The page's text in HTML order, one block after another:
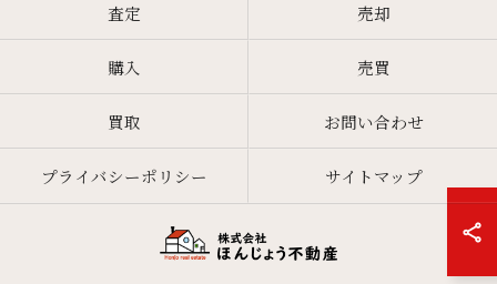
査定 売却
購入 売買
買取 お問い合わせ
プライバシーポリシー サイトマップ